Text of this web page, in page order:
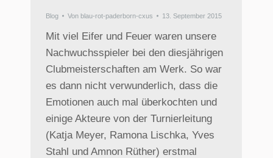
Blog Von blau-rot-paderborn-cxus 13. September 2015
Mit viel Eifer und Feuer waren unsere
Nachwuchsspieler bei den diesjährigen
Clubmeisterschaften am Werk. So war
es dann nicht verwunderlich, dass die
Emotionen auch mal überkochten und
einige Akteure von der Turnierleitung
(Katja Meyer, Ramona Lischka, Yves
Stahl und Amnon Rüther) erstmal